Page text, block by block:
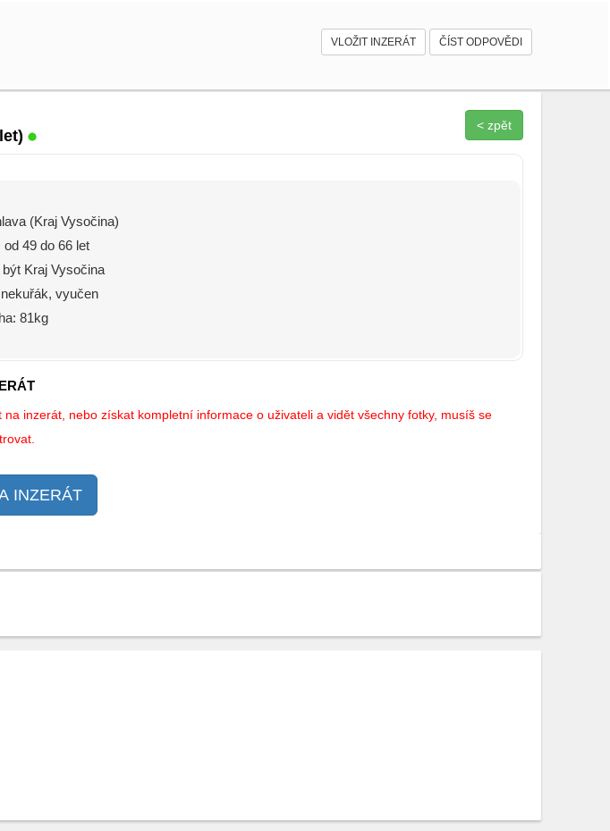
VLOŽIT INZERÁT ČÍST ODPOVĚDI
< zpět
(Kraj Vysočina)
49 do 66 let
Kraj Vysočina
vyučen
81kg
na inzerát, nebo získat kompletní informace o uživateli a vidět všechny fotky, musíš se
INZERÁT